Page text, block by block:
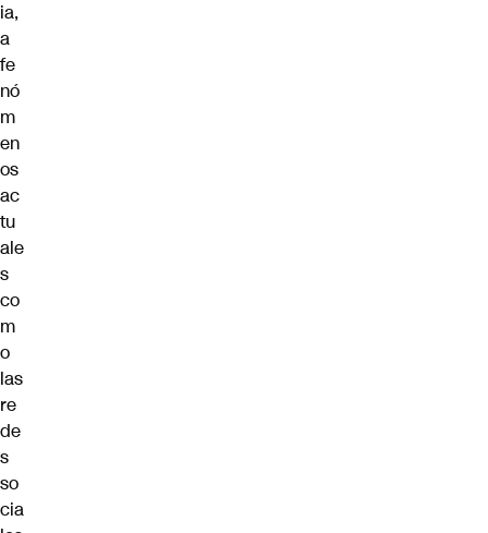
ia,
a
fe
nó
m
en
os
ac
tu
ale
s
co
m
o
las
re
de
s
so
cia